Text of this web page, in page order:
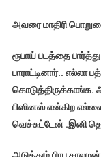
அவரை மாதிரி
ரூபாய் படத்தை பார்த்து
பாராட்டினார்.. எல்லா
கொடுத்திருக்காங்க.
பிஸினஸ் என்கிற
வெச்சுட்டேன் .இனி